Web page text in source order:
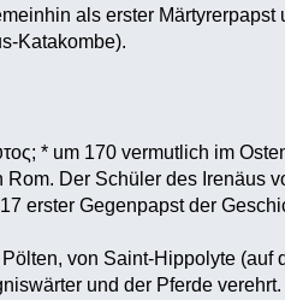
als erster
Katakombe).
* um 170 vermutlich im
Der Schüler des Irenäus
erster Gegenpapst der
von Saint-Hippolyte
und der Pferde